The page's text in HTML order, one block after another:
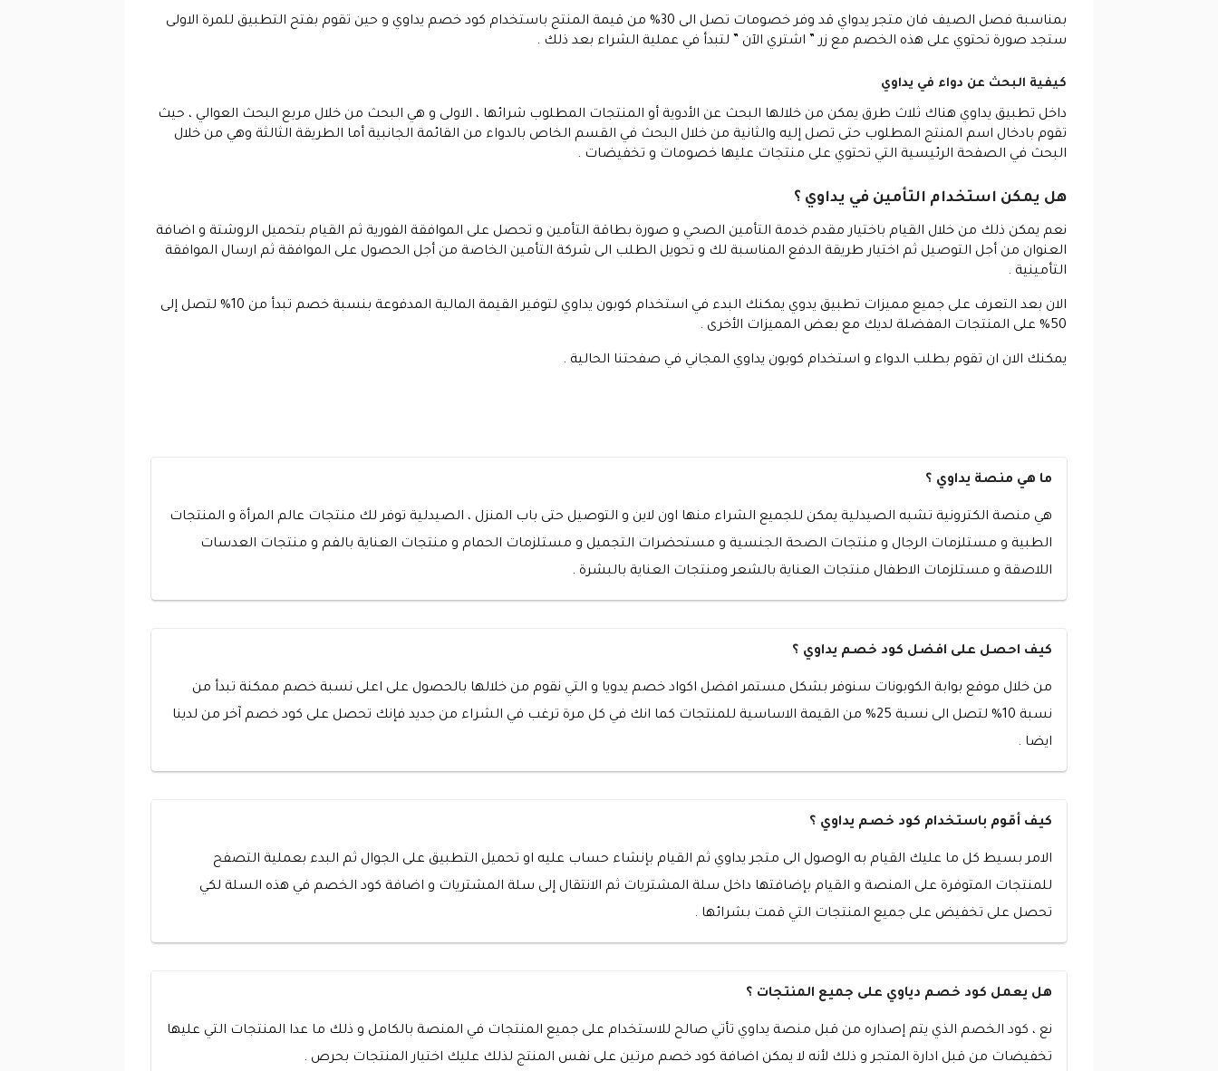
بمناسبة فصل الصيف فان متجر يدواي قد وفر خصومات تصل الى 30% من قيمة المنتج باستخدام كود خصم يداوي و حين تقوم بفتح التطبيق للمرة الاولى
ستجد صورة تحتوي على هذه الخصم مع زر ” اشتري الآن ” لتبدأ في عملية الشراء بعد ذلك .
كيفية البحث عن دواء في يداوي
داخل تطبيق يداوي هناك ثلاث طرق يمكن من خلالها البحث عن الأدوية أو المنتجات المطلوب شرائها ، الاولى و هي البحث من خلال مربع البحث العوالي ، حيث
تقوم بادخال اسم المنتج المطلوب حتى تصل إليه والثانية من خلال البحث في القسم الخاص بالدواء من القائمة الجانبية أما الطريقة الثالثة وهي من خلال
البحث في الصفحة الرئيسية التي تحتوي على منتجات عليها خصومات و تخفيضات .
هل يمكن استخدام التأمين في يداوي ؟
نعم يمكن ذلك من خلال القيام باختيار مقدم خدمة التأمين الصحي و صورة بطاقة التأمين و تحصل على الموافقة الفورية ثم القيام بتحميل الروشتة و اضافة
العنوان من أجل التوصيل ثم اختيار طريقة الدفع المناسبة لك و تحويل الطلب الى شركة التأمين الخاصة من أجل الحصول على الموافقة ثم ارسال الموافقة
التأمينية .
الان بعد التعرف على جميع مميزات تطبيق يدوي يمكنك البدء في استخدام كوبون يداوي لتوفير القيمة المالية المدفوعة بنسبة خصم تبدأ من 10% لتصل إلى
50% على المنتجات المفضلة لديك مع بعض المميزات الأخرى .
يمكنك الان ان تقوم بطلب الدواء و استخدام كوبون يداوي المجاني في صفحتنا الحالية .
ما هي منصة يداوي ؟
هي منصة الكترونية تشبه الصيدلية يمكن للجميع الشراء منها اون لاين و التوصيل حتى باب المنزل ، الصيدلية توفر لك منتجات عالم المرأة و المنتجات
الطبية و مستلزمات الرجال و منتجات الصحة الجنسية و مستحضرات التجميل و مستلزمات الحمام و منتجات العناية بالفم و منتجات العدسات
اللاصقة و مستلزمات الاطفال منتجات العناية بالشعر ومنتجات العناية بالبشرة .
كيف احصل على افضل كود خصم يداوي ؟
من خلال موقع بوابة الكوبونات سنوفر بشكل مستمر افضل اكواد خصم يدويا و التي نقوم من خلالها بالحصول على اعلى نسبة خصم ممكنة تبدأ من
نسبة 10% لتصل الى نسبة 25% من القيمة الاساسية للمنتجات كما انك في كل مرة ترغب في الشراء من جديد فإنك تحصل على كود خصم آخر من لدينا
ايضا .
كيف أقوم باستخدام كود خصم يداوي ؟
الامر بسيط كل ما عليك القيام به الوصول الى متجر يداوي ثم القيام بإنشاء حساب عليه او تحميل التطبيق على الجوال ثم البدء بعملية التصفح
للمنتجات المتوفرة على المنصة و القيام بإضافتها داخل سلة المشتريات ثم الانتقال إلى سلة المشتريات و اضافة كود الخصم في هذه السلة لكي
تحصل على تخفيض على جميع المنتجات التي قمت بشرائها .
هل يعمل كود خصم دياوي على جميع المنتجات ؟
نع ، كود الخصم الذي يتم إصداره من قبل منصة يداوي تأتي صالح للاستخدام على جميع المنتجات في المنصة بالكامل و ذلك ما عدا المنتجات التي عليها
تخفيضات من قبل ادارة المتجر و ذلك لأنه لا يمكن اضافة كود خصم مرتين على نفس المنتج لذلك عليك اختيار المنتجات بحرص .